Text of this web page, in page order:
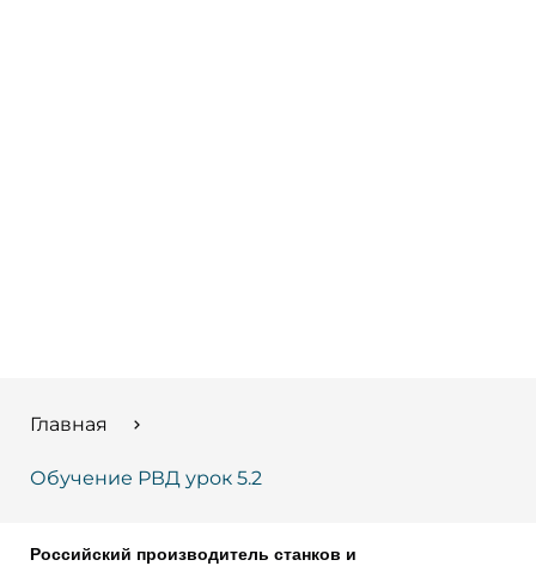
Главная
Обучение РВД урок 5.2
Российский производитель станков и